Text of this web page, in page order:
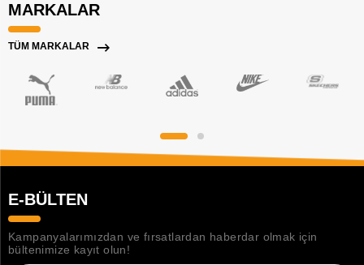
MARKALAR
TÜM MARKALAR
E-BÜLTEN
Kampanyalarımızdan ve fırsatlardan haberdar olmak için
bültenimize kayıt olun!